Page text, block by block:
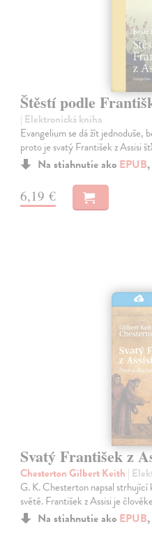
Štěstí podle
| Elektronická kniha
Evangelium se dá žít jednoduše,
proto je svatý František z Assisi
Na stiahnutie ako EPUB,
6,19 €
Svatý František z
Chesterton Gilbert Keith |
G. K. Chesterton napsal strhující
světě. František z Assisi je
Na stiahnutie ako EPUB,